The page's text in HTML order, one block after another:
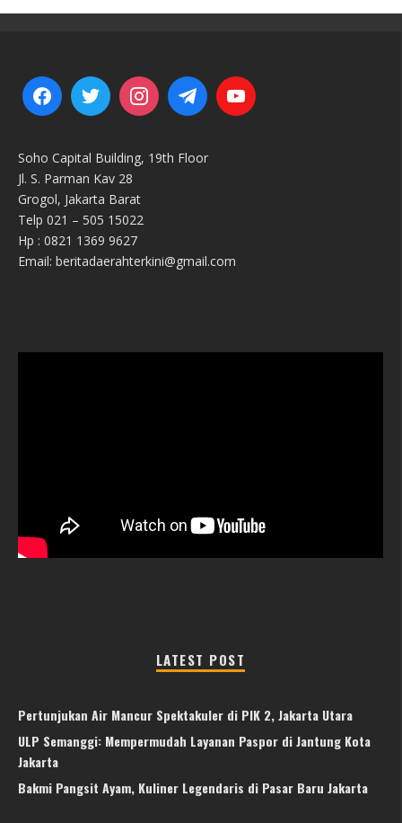
Soho Capital Building, 19th Floor
Jl. S. Parman Kav 28
Grogol, Jakarta Barat
Telp 021 – 505 15022
Hp : 0821 1369 9627
Email: beritadaerahterkini@gmail.com
LATEST POST
Pertunjukan Air Mancur Spektakuler di PIK 2, Jakarta Utara
ULP Semanggi: Mempermudah Layanan Paspor di Jantung Kota
Jakarta
Bakmi Pangsit Ayam, Kuliner Legendaris di Pasar Baru Jakarta